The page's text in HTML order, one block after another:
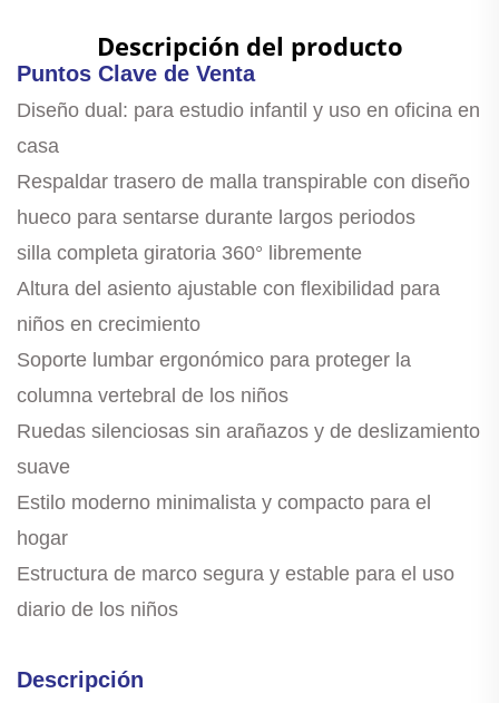
Descripción del producto
Puntos Clave de Venta
Diseño dual: para estudio infantil y uso en oficina en
casa
Respaldar trasero de malla transpirable con diseño
hueco para sentarse durante largos periodos
silla completa giratoria 360° libremente
Altura del asiento ajustable con flexibilidad para
niños en crecimiento
Soporte lumbar ergonómico para proteger la
columna vertebral de los niños
Ruedas silenciosas sin arañazos y de deslizamiento
suave
Estilo moderno minimalista y compacto para el
hogar
Estructura de marco segura y estable para el uso
diario de los niños
Descripción